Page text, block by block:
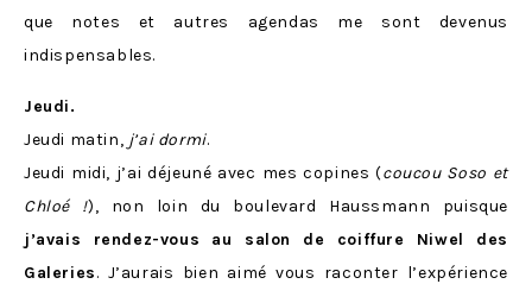
que notes et autres agendas me sont devenus
indispensables.
Jeudi.
Jeudi matin, j’ai dormi.
Jeudi midi, j’ai déjeuné avec mes copines (coucou Soso et
Chloé !), non loin du boulevard Haussmann puisque
j’avais rendez-vous au salon de coiffure Niwel des
Galeries. J’aurais bien aimé vous raconter l’expérience